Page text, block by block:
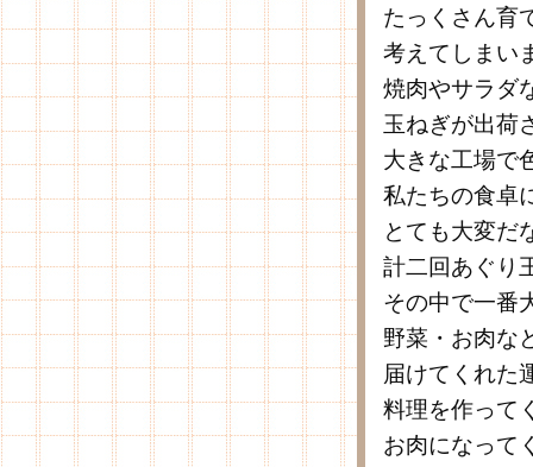
たっくさん育
考えてしまい
焼肉やサラダ
玉ねぎが出荷
大きな工場で
私たちの食卓
とても大変だ
計二回あぐり
その中で一番
野菜・お肉な
届けてくれた
料理を作って
お肉になって